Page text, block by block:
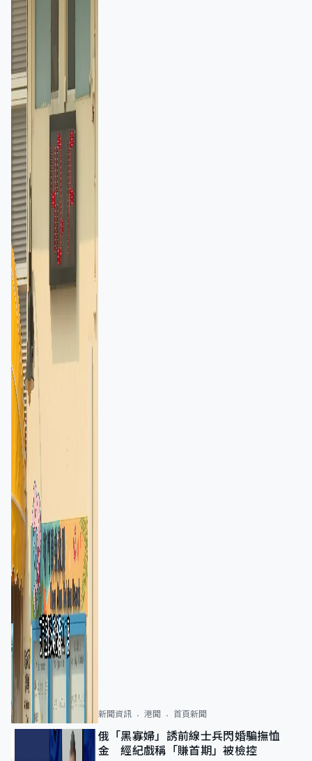
新聞資訊 港聞 首頁新聞
俄「黑寡婦」誘前線士兵閃婚騙撫恤
金 經紀戲稱「賺首期」被檢控